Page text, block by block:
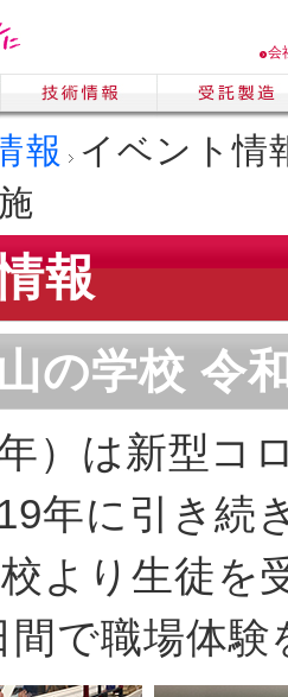
会
報
イベント情
報
の学校 令
）は新型コ
年に引き続
より生徒を
間で職場体